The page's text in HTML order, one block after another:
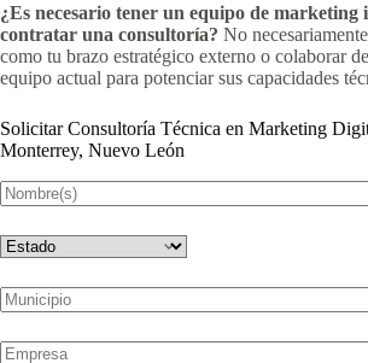
¿Es necesario tener un equipo de marketing
contratar una consultoría? No
como tu brazo estratégico externo o colaborar
equipo actual para potenciar sus capacidades
Solicitar Consultoría Técnica en Marketing
Monterrey, Nuevo León